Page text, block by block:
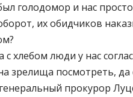
голодомор и нас
их обидчиков
с хлебом люди у нас
зрелища посмотреть,
прокурор